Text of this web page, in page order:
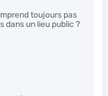
toujours pas
dans un lieu public ?